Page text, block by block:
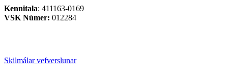
Kennitala: 411163-0169
VSK Númer: 012284
Skilmálar vefverslunar